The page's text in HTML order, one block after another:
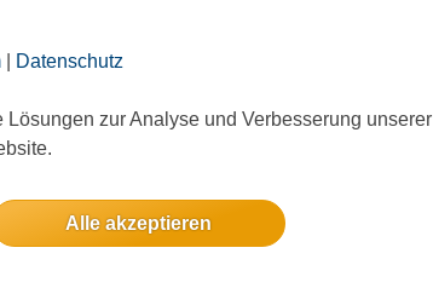
| Datenschutz
zur Analyse und Verbesserung unserer
Alle akzeptieren